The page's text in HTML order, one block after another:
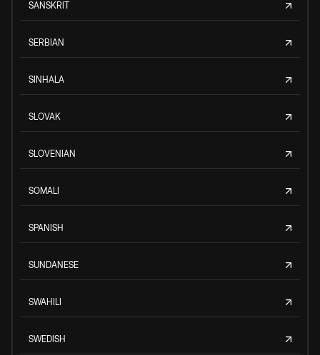
SANSKRIT
SERBIAN
SINHALA
SLOVAK
SLOVENIAN
SOMALI
SPANISH
SUNDANESE
SWAHILI
SWEDISH